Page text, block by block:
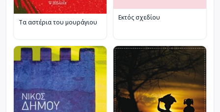
Τα αστέρια του μουράγιου
Εκτός σχεδίου